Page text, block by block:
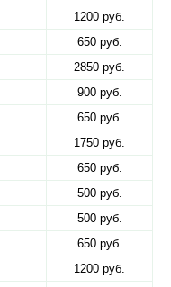
1200 руб.
650 руб.
2850 руб.
900 руб.
650 руб.
1750 руб.
650 руб.
500 руб.
500 руб.
650 руб.
1200 руб.